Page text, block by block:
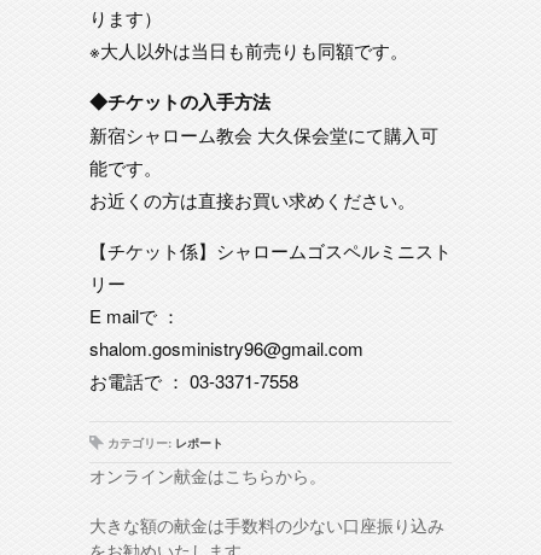
ります）
※大人以外は当日も前売りも同額です。
◆チケットの入手方法
新宿シャローム教会 大久保会堂にて購入可
能です。
お近くの方は直接お買い求めください。
【チケット係】シャロームゴスペルミニスト
リー
E mailで ：
shalom.gosministry96@gmail.com
お電話で ： 03-3371-7558
カテゴリー: レポート
オンライン献金はこちらから。
大きな額の献金は手数料の少ない口座振り込み